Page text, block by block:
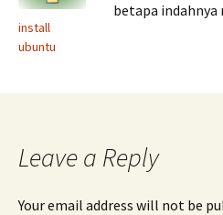
install
ubuntu
betapa indahnya
Leave a Reply
Your email address will not be